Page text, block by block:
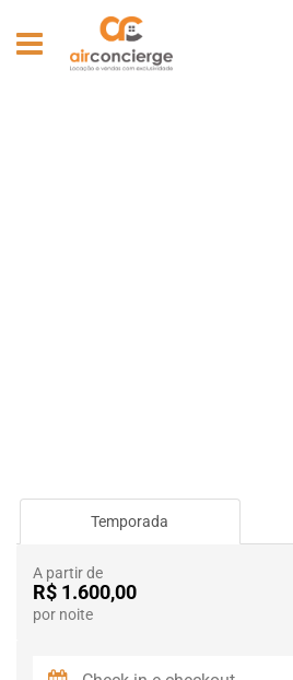
Temporada
A partir de
R$ 1.600,00
por noite